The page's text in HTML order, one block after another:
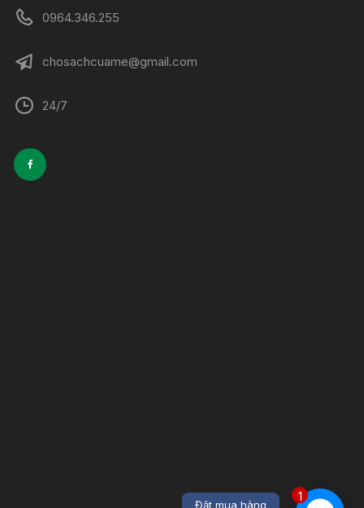
1
Đặt mua hàng
0964.346.255
chosachcuame@gmail.com
24/7